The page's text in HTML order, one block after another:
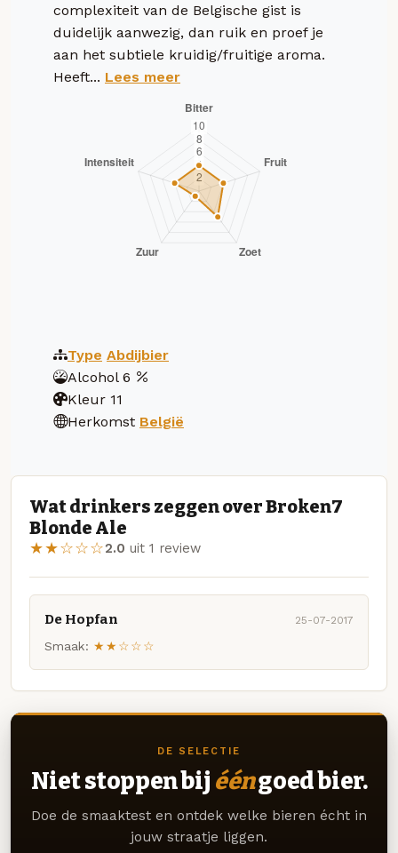
complexiteit van de Belgische gist is
duidelijk aanwezig, dan ruik en proef je
aan het subtiele kruidig/fruitige aroma.
Heeft... Lees meer
Type Abdijbier
Alcohol 6
Kleur 11
Herkomst België
Wat drinkers zeggen over Broken7
Blonde Ale
★★☆☆☆2.0 uit 1 review
De Hopfan 25-07-2017
Smaak: ★★☆☆☆
DE SELECTIE
Niet stoppen bij ééngoed bier.
Doe de smaaktest en ontdek welke bieren écht in
jouw straatje liggen.